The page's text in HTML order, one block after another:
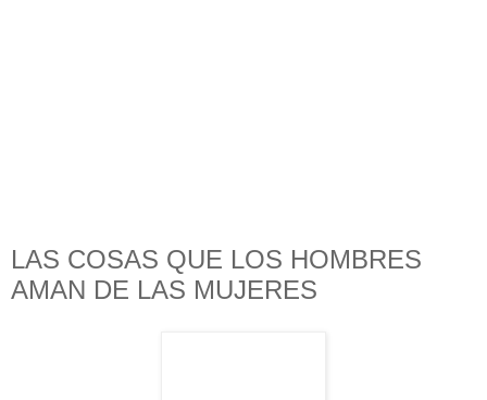
LAS COSAS QUE LOS HOMBRES
AMAN DE LAS MUJERES